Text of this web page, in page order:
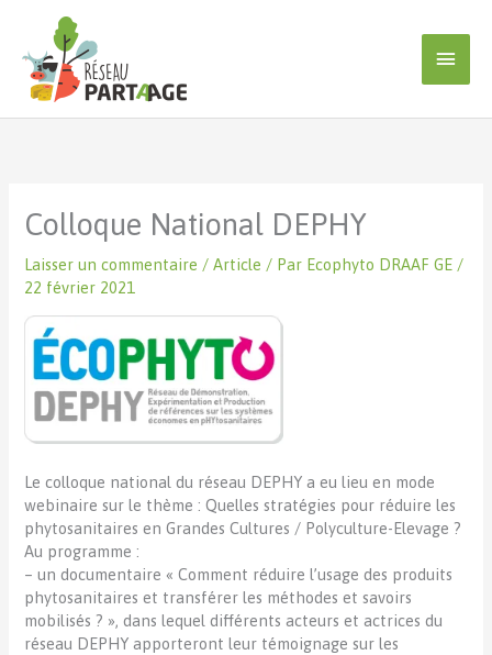
contenu
Colloque National DEPHY
Laisser un commentaire /Article / Par Ecophyto DRAAF GE /
22 février 2021
Le colloque national du réseau DEPHY a eu lieu en mode
webinaire sur le thème : Quelles stratégies pour réduire les
phytosanitaires en Grandes Cultures / Polyculture-Elevage ?
Au programme :
– un documentaire « Comment réduire l’usage des produits
phytosanitaires et transférer les méthodes et savoirs
mobilisés ? », dans lequel différents acteurs et actrices du
réseau DEPHY apporteront leur témoignage sur les